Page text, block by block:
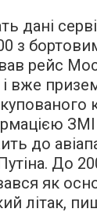
дані
з
рейс
вже
до
До
як
літак,